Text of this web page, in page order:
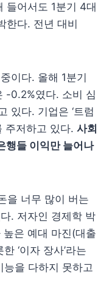
들어서도 1분기 4대
한다. 전년 대비
이다. 올해 1분기
-0.2%였다. 소비 심
있다. 기업은 ‘트럼
주저하고 있다. 사회
행들 이익만 늘어나
을 너무 많이 버는
. 저자인 경제학 박
은 예대 마진(대출
‘이자 장사’라는
능을 다하지 못하고